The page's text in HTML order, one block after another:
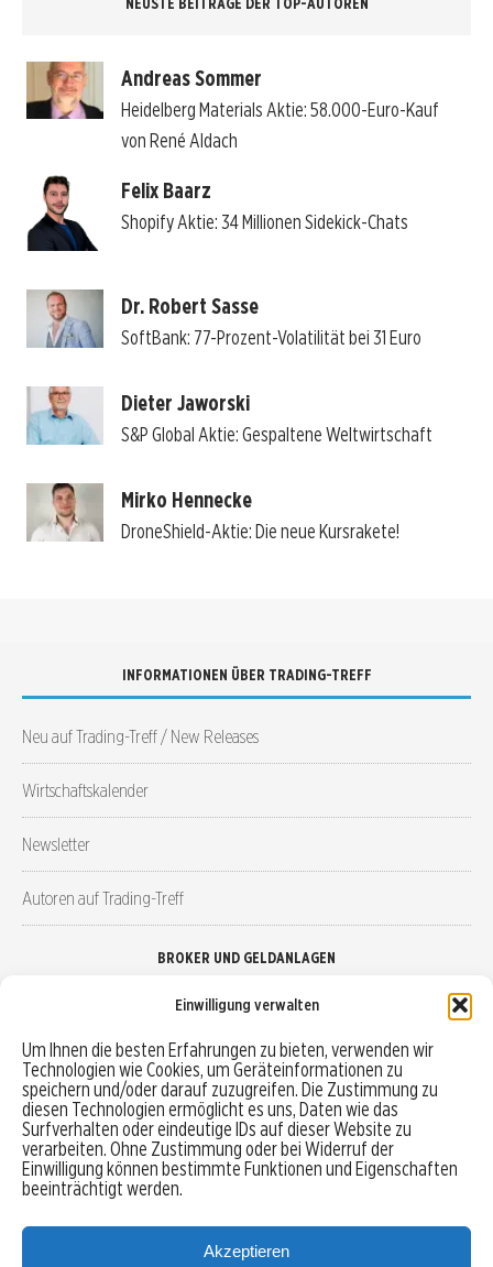
Einwilligung verwalten
Um Ihnen die besten Erfahrungen zu bieten, verwenden wir
Technologien wie Cookies, um Geräteinformationen zu
speichern und/oder darauf zuzugreifen. Die Zustimmung zu
diesen Technologien ermöglicht es uns, Daten wie das
Surfverhalten oder eindeutige IDs auf dieser Website zu
verarbeiten. Ohne Zustimmung oder bei Widerruf der
Einwilligung können bestimmte Funktionen und Eigenschaften
beeinträchtigt werden.
Akzeptieren
NEUSTE BEITRÄGE DER TOP-AUTOREN
Andreas Sommer
Heidelberg Materials Aktie: 58.000-Euro-Kauf
von René Aldach
Felix Baarz
Shopify Aktie: 34 Millionen Sidekick-Chats
Dr. Robert Sasse
SoftBank: 77-Prozent-Volatilität bei 31 Euro
Dieter Jaworski
S&P Global Aktie: Gespaltene Weltwirtschaft
Mirko Hennecke
DroneShield-Aktie: Die neue Kursrakete!
INFORMATIONEN ÜBER TRADING-TREFF
Neu auf Trading-Treff / New Releases
Wirtschaftskalender
Newsletter
Autoren auf Trading-Treff
BROKER UND GELDANLAGEN
Robo-Advisor vergleichen
Depotvergleich
Festgeld vergleichen
Tagesgeld vergleichen